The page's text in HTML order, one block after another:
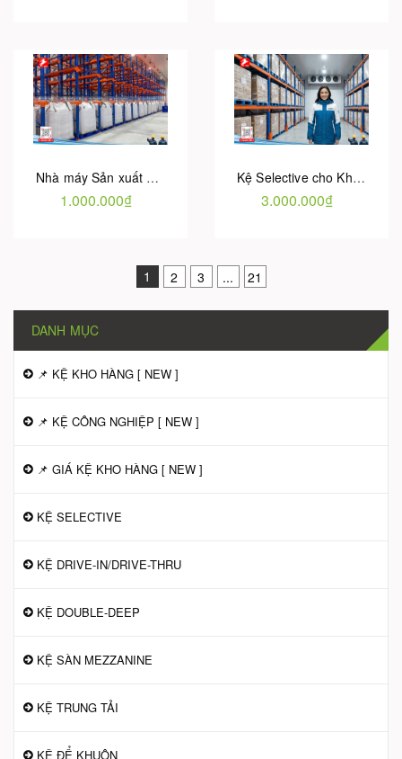
Nhà máy Sản xuất KỆ KHO HÀNG uy tín chất lượng | Hotu Việt Nam
1.000.000₫
Kệ Selective cho Kho hàng công nghiệp | Bảng giá từ Hotu Việt Nam
3.000.000₫
1 2 3 ... 21
DANH MỤC
📌 KỆ KHO HÀNG [ NEW ]
📌 KỆ CÔNG NGHIỆP [ NEW ]
📌 GIÁ KỆ KHO HÀNG [ NEW ]
KỆ SELECTIVE
KỆ DRIVE-IN/DRIVE-THRU
KỆ DOUBLE-DEEP
KỆ SÀN MEZZANINE
KỆ TRUNG TẢI
KỆ ĐỂ KHUÔN